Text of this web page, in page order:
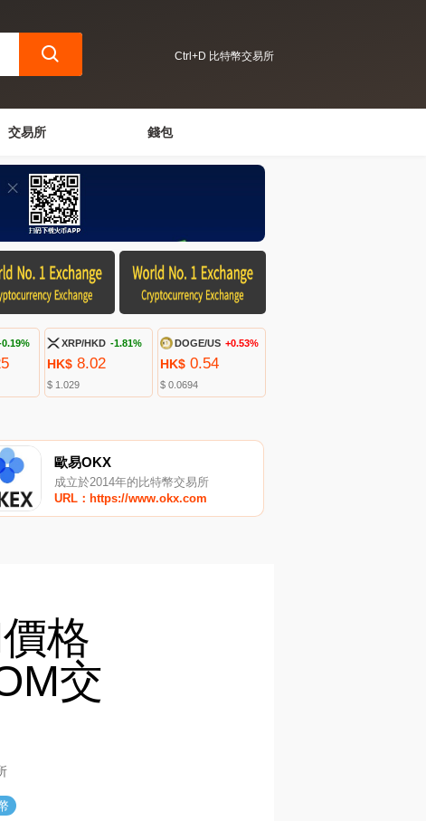
Ctrl+D 比特幣交易所
交易所 錢包
0.19% XRP/HKD -1.81%
HK$ 8.02
$ 1.029
DOGE/US +0.53%
HK$ 0.54
$ 0.0694
歐易OKX
成立於2014年的比特幣交易所
URL：https://www.okx.com
格
交